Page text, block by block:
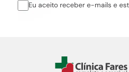
Eu aceito receber e-mails e